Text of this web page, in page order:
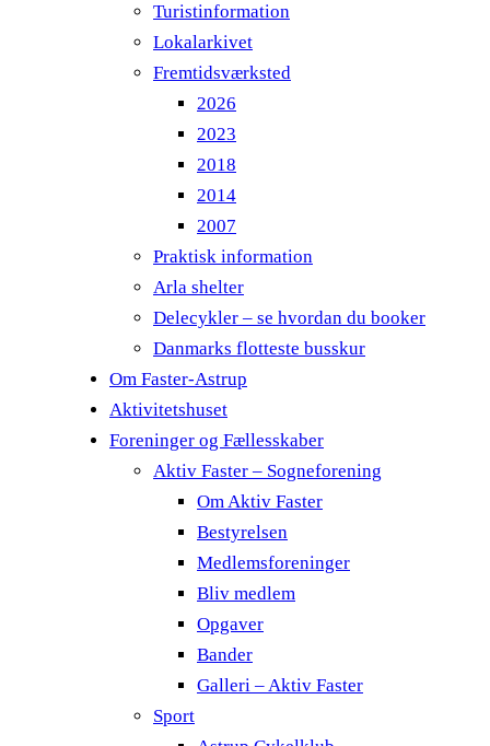
Turistinformation
Lokalarkivet
Fremtidsværksted
2026
2023
2018
2014
2007
Praktisk information
Arla shelter
Delecykler – se hvordan du booker
Danmarks flotteste busskur
Om Faster-Astrup
Aktivitetshuset
Foreninger og Fællesskaber
Aktiv Faster – Sogneforening
Om Aktiv Faster
Bestyrelsen
Medlemsforeninger
Bliv medlem
Opgaver
Bander
Galleri – Aktiv Faster
Sport